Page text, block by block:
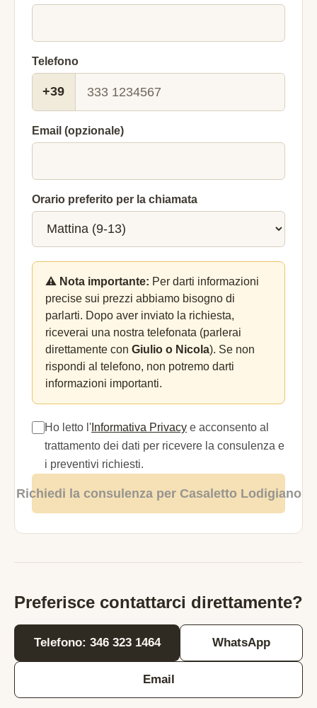
Telefono
+39
Email (opzionale)
Orario preferito per la chiamata
⚠️ Nota importante: Per darti informazioni
precise sui prezzi abbiamo bisogno di
parlarti. Dopo aver inviato la richiesta,
riceverai una nostra telefonata (parlerai
direttamente con Giulio o Nicola). Se non
rispondi al telefono, non potremo darti
informazioni importanti.
Ho letto l' Informativa Privacy e acconsento al
trattamento dei dati per ricevere la consulenza e
i preventivi richiesti.
Richiedi la consulenza per Casaletto Lodigiano
Preferisce contattarci direttamente?
Telefono: 346 323 1464 WhatsApp
Email